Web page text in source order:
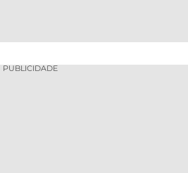
PUBLICIDADE